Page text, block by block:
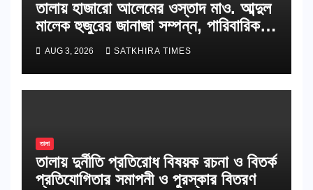
তালায় হাজারো আলেমের ওস্তাদ মাও. আব্দুল
মালেক হুজুরের জানাজা সম্পন্ন, পারিবারিক
কবরস্থানে দাফন
AUG 3, 2026 SATKHIRA TIMES
তালা
তালায় দুর্নীতি প্রতিরোধ বিষয়ক রচনা ও বিতর্ক
প্রতিযোগিতার সমাপনী ও পুরস্কার বিতরণ